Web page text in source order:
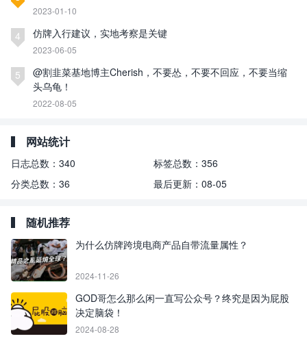
2023-01-10
4 仿牌入行建议，实地考察是关键
2023-06-05
5
@割韭菜基地博主Cherish，不要怂，不要不回应，不要当缩
头乌龟！
2022-08-05
网站统计
日志总数： 340 标签总数： 356
分类总数： 36 最后更新： 08-05
随机推荐
为什么仿牌跨境电商产品自带流量属性？
2024-11-26
GOD哥怎么那么闲一直写公众号？终究是因为屁股
决定脑袋！
2024-08-28